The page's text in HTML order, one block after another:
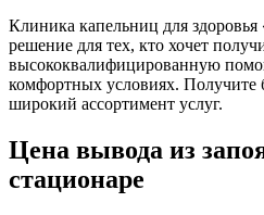
Клиника капельниц для
решение для тех, кто хочет
высококвалифицированную
комфортных условиях. Получите
широкий ассортимент услуг.
Цена вывода из
стационаре